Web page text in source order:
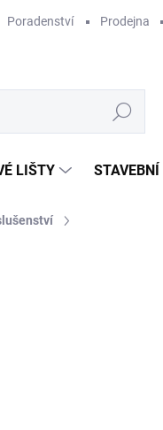
Poradenství Prodejna
Hledat
LIŠTY